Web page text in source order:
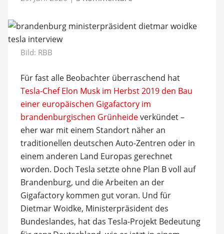
Bild: RBB
Für fast alle Beobachter überraschend hat
Tesla-Chef Elon Musk im Herbst 2019 den Bau
einer europäischen Gigafactory im
brandenburgischen Grünheideverkündet –
eher war mit einem Standort näher an
traditionellen deutschen Auto-Zentren oder in
einem anderen Land Europas gerechnet
worden. Doch Tesla setzte ohne Plan B voll auf
Brandenburg, und die Arbeiten an der
Gigafactory kommen gut voran. Und für
Dietmar Woidke, Ministerpräsident des
Bundeslandes, hat das Tesla-Projekt Bedeutung